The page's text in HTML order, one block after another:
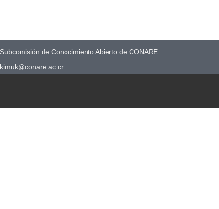
Subcomisión de Conocimiento Abierto de CONARE
kimuk@conare.ac.cr